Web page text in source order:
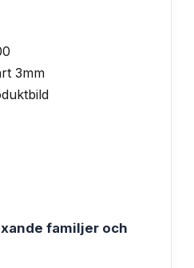
familjer och